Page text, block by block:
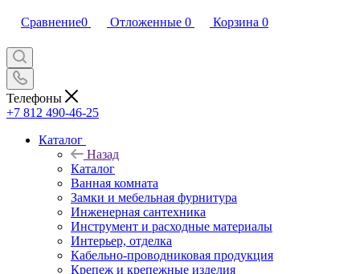
Сравнение0 Отложенные 0 Корзина 0
Телефоны
+7 812 490-46-25
Каталог
Назад
Каталог
Ванная комната
Замки и мебельная фурнитура
Инженерная сантехника
Инструмент и расходные материалы
Интерьер, отделка
Кабельно-проводниковая продукция
Крепеж и крепежные изделия